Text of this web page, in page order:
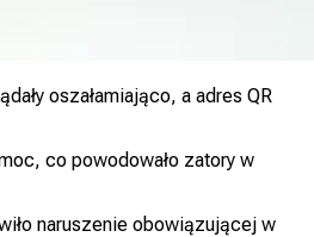
oszałamiająco, a adres QR
co powodowało zatory w
naruszenie obowiązującej w